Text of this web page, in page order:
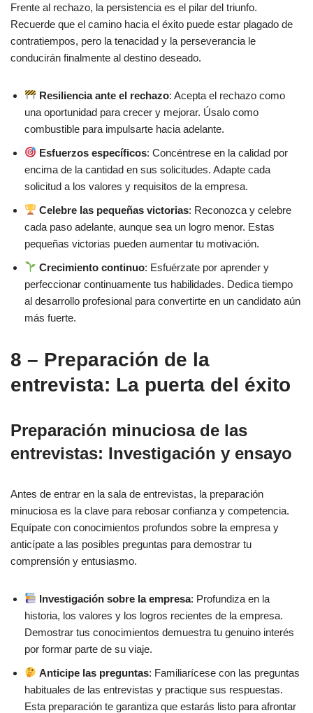
Frente al rechazo, la persistencia es el pilar del triunfo.
Recuerde que el camino hacia el éxito puede estar plagado de
contratiempos, pero la tenacidad y la perseverancia le
conducirán finalmente al destino deseado.
Resiliencia ante el rechazo: Acepta el rechazo como
una oportunidad para crecer y mejorar. Úsalo como
combustible para impulsarte hacia adelante.
Esfuerzos específicos: Concéntrese en la calidad por
encima de la cantidad en sus solicitudes. Adapte cada
solicitud a los valores y requisitos de la empresa.
Celebre las pequeñas victorias: Reconozca y celebre
cada paso adelante, aunque sea un logro menor. Estas
pequeñas victorias pueden aumentar tu motivación.
Crecimiento continuo: Esfuérzate por aprender y
perfeccionar continuamente tus habilidades. Dedica tiempo
al desarrollo profesional para convertirte en un candidato aún
más fuerte.
8 – Preparación de la
entrevista: La puerta del éxito
Preparación minuciosa de las
entrevistas: Investigación y ensayo
Antes de entrar en la sala de entrevistas, la preparación
minuciosa es la clave para rebosar confianza y competencia.
Equípate con conocimientos profundos sobre la empresa y
anticípate a las posibles preguntas para demostrar tu
comprensión y entusiasmo.
Investigación sobre la empresa: Profundiza en la
historia, los valores y los logros recientes de la empresa.
Demostrar tus conocimientos demuestra tu genuino interés
por formar parte de su viaje.
Anticipe las preguntas: Familiarícese con las preguntas
habituales de las entrevistas y practique sus respuestas.
Esta preparación te garantiza que estarás listo para afrontar